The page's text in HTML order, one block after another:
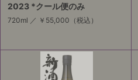
2023 *クール便のみ
720ml ／ ￥55,000 （税込）